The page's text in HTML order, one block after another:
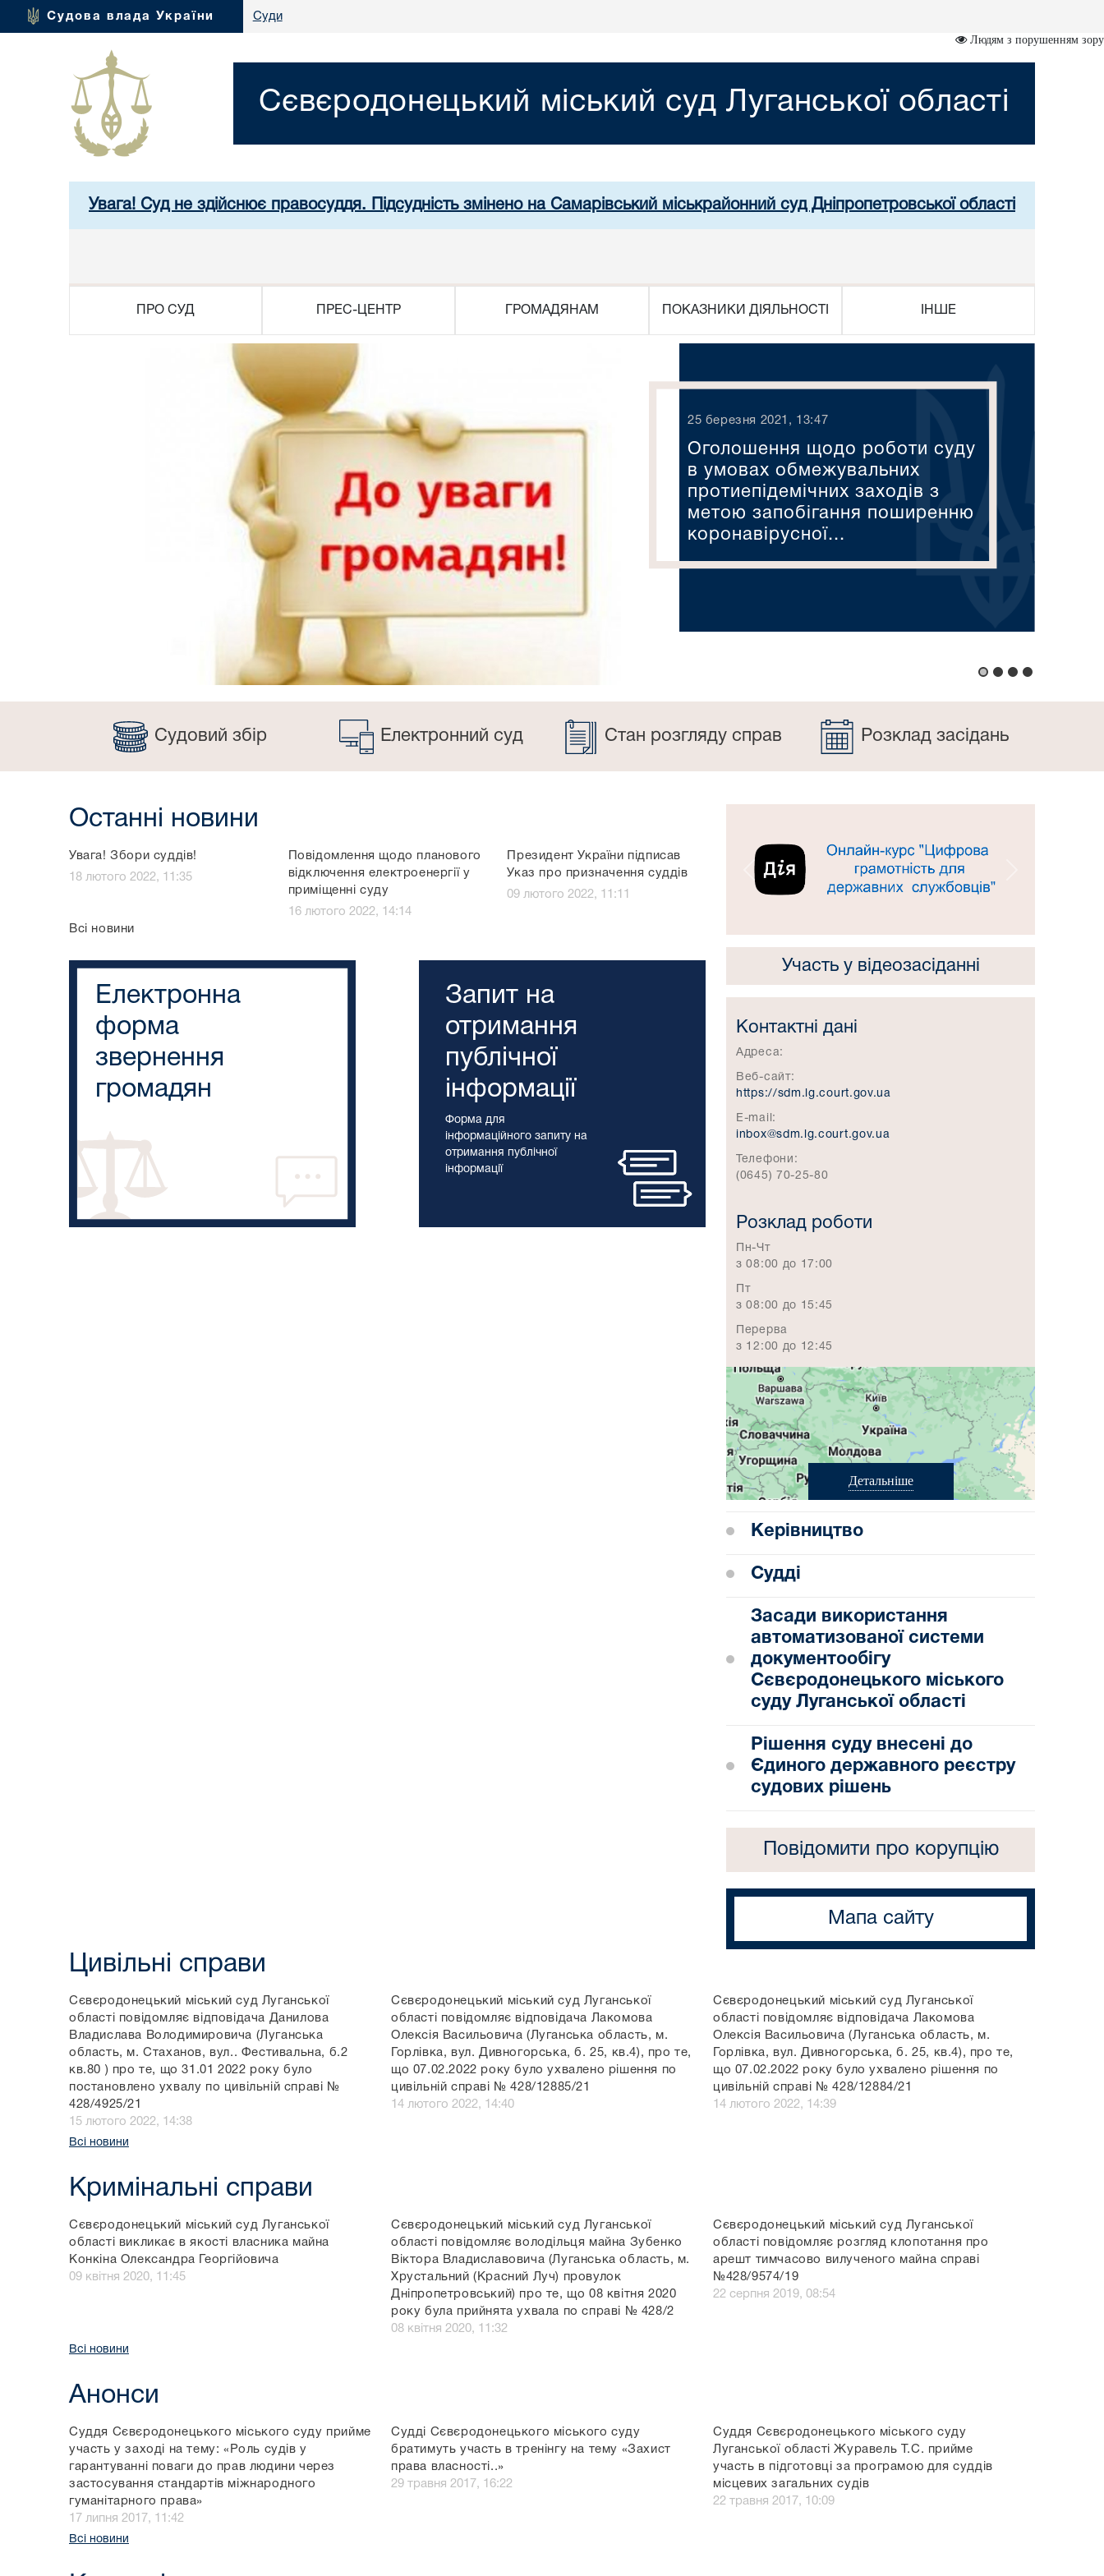
Судова влада України Суди
Людям з порушенням зору
Сєвєродонецький міський суд Луганської області
Увага! Суд не здійснює правосуддя. Підсудність змінено на Самарівський міськрайонний суд Дніпропетровської області
ПРО СУД ПРЕС-ЦЕНТР ГРОМАДЯНАМ ПОКАЗНИКИ ДІЯЛЬНОСТІ ІНШЕ
25 березня 2021, 13:47
Оголошення щодо роботи суду
в умовах обмежувальних
протиепідемічних заходів з
метою запобігання поширенню
коронавірусної...
Судовий збір Електронний суд Стан розгляду справ Розклад засідань
Останні новини
Увага! Збори суддів!
18 лютого 2022, 11:35
Повідомлення щодо планового
відключення електроенергії у
приміщенні суду
16 лютого 2022, 14:14
Президент України підписав
Указ про призначення суддів
09 лютого 2022, 11:11
Всі новини
Електронна
форма
звернення
громадян
Запит на
отримання
публічної
інформації
Форма для
інформаційного запиту на
отримання публічної
інформації
Попередній
Участь у відеозасіданні
Контактні дані
Адреса:
Веб-сайт:
https://sdm.lg.court.gov.ua
E-mail:
inbox@sdm.lg.court.gov.ua
Телефони:
(0645) 70-25-80
Розклад роботи
Пн-Чт
з 08:00 до 17:00
Пт
з 08:00 до 15:45
Перерва
з 12:00 до 12:45
Детальніше
Керівництво
Судді
Засади використання
автоматизованої системи
документообігу
Сєвєродонецького міського
суду Луганської області
Рішення суду внесені до
Єдиного державного реєстру
судових рішень
Повідомити про корупцію
Мапа сайту
Цивільні справи
Сєвєродонецький міський суд Луганської
області повідомляє відповідача Данилова
Владислава Володимировича (Луганська
область, м. Стаханов, вул.. Фестивальна, б.2
кв.80 ) про те, що 31.01 2022 року було
постановлено ухвалу по цивільній справі №
428/4925/21
15 лютого 2022, 14:38
Сєвєродонецький міський суд Луганської
області повідомляє відповідача Лакомова
Олексія Васильовича (Луганська область, м.
Горлівка, вул. Дивногорська, б. 25, кв.4), про те,
що 07.02.2022 року було ухвалено рішення по
цивільній справі № 428/12885/21
14 лютого 2022, 14:40
Сєвєродонецький міський суд Луганської
області повідомляє відповідача Лакомова
Олексія Васильовича (Луганська область, м.
Горлівка, вул. Дивногорська, б. 25, кв.4), про те,
що 07.02.2022 року було ухвалено рішення по
цивільній справі № 428/12884/21
14 лютого 2022, 14:39
Всі новини
Кримінальні справи
Сєвєродонецький міський суд Луганської
області викликає в якості власника майна
Конкіна Олександра Георгійовича
09 квітня 2020, 11:45
Сєвєродонецький міський суд Луганської
області повідомляє володільця майна Зубенко
Віктора Владиславовича (Луганська область, м.
Хрустальний (Красний Луч) провулок
Дніпропетровський) про те, що 08 квітня 2020
року була прийнята ухвала по справі № 428/2
08 квітня 2020, 11:32
Сєвєродонецький міський суд Луганської
області повідомляє розгляд клопотання про
арешт тимчасово вилученого майна справі
№428/9574/19
22 серпня 2019, 08:54
Всі новини
Анонси
Суддя Сєвєродонецького міського суду прийме
участь у заході на тему: «Роль судів у
гарантуванні поваги до прав людини через
застосування стандартів міжнародного
гуманітарного права»
17 липня 2017, 11:42
Судді Сєвєродонецького міського суду
братимуть участь в тренінгу на тему «Захист
права власності..»
29 травня 2017, 16:22
Суддя Сєвєродонецького міського суду
Луганської області Журавель Т.С. прийме
участь в підготовці за програмою для суддів
місцевих загальних судів
22 травня 2017, 10:09
Всі новини